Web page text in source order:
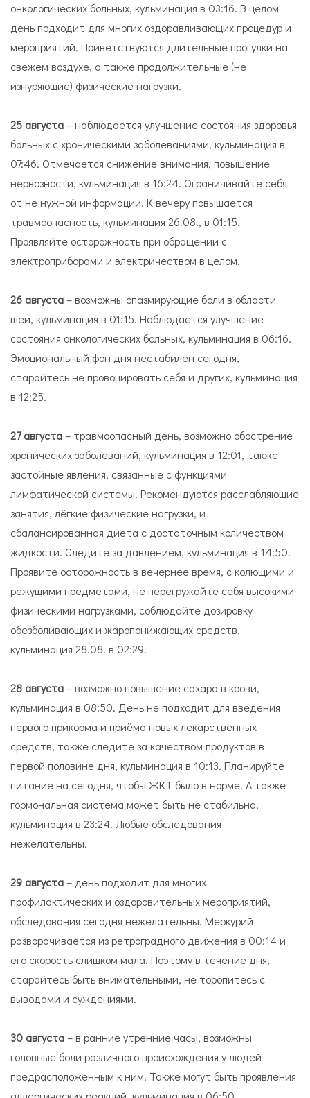
онкологических больных, кульминация в 03:16. В целом
день подходит для многих оздоравливающих процедур и
мероприятий. Приветствуются длительные прогулки на
свежем воздухе, а также продолжительные (не
изнуряющие) физические нагрузки.
25 августа – наблюдается улучшение состояния здоровья
больных с хроническими заболеваниями, кульминация в
07:46. Отмечается снижение внимания, повышение
нервозности, кульминация в 16:24. Ограничивайте себя
от не нужной информации. К вечеру повышается
травмоопасность, кульминация 26.08., в 01:15.
Проявляйте осторожность при обращении с
электроприборами и электричеством в целом.
26 августа – возможны спазмирующие боли в области
шеи, кульминация в 01:15. Наблюдается улучшение
состояния онкологических больных, кульминация в 06:16.
Эмоциональный фон дня нестабилен сегодня,
старайтесь не провоцировать себя и других, кульминация
в 12:25.
27 августа – травмоопасный день, возможно обострение
хронических заболеваний, кульминация в 12:01, также
застойные явления, связанные с функциями
лимфатической системы. Рекомендуются расслабляющие
занятия, лёгкие физические нагрузки, и
сбалансированная диета с достаточным количеством
жидкости. Следите за давлением, кульминация в 14:50.
Проявите осторожность в вечернее время, с колющими и
режущими предметами, не перегружайте себя высокими
физическими нагрузками, соблюдайте дозировку
обезболивающих и жаропонижающих средств,
кульминация 28.08. в 02:29.
28 августа – возможно повышение сахара в крови,
кульминация в 08:50. День не подходит для введения
первого прикорма и приёма новых лекарственных
средств, также следите за качеством продуктов в
первой половине дня, кульминация в 10:13. Планируйте
питание на сегодня, чтобы ЖКТ было в норме. А также
гормональная система может быть не стабильна,
кульминация в 23:24. Любые обследования
нежелательны.
29 августа – день подходит для многих
профилактических и оздоровительных мероприятий,
обследования сегодня нежелательны. Меркурий
разворачивается из ретроградного движения в 00:14 и
его скорость слишком мала. Поэтому в течение дня,
старайтесь быть внимательными, не торопитесь с
выводами и суждениями.
30 августа – в ранние утренние часы, возможны
головные боли различного происхождения у людей
предрасположенным к ним. Также могут быть проявления